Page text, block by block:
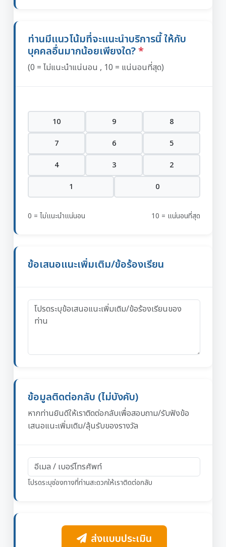
ท่านมีแนวโน้มที่จะแนะนำบริการนี้ ให้กับ
บุคคลอื่นมากน้อยเพียงใด?
(0 = ไม่แนะนำแน่นอน , 10 = แน่นอนที่สุด)
10 9 8
7 6 5
4 3 2
1 0
0 = ไม่แนะนำแน่นอน 10 = แน่นอนที่สุด
ข้อเสนอแนะเพิ่มเติม/ข้อร้องเรียน
ข้อมูลติดต่อกลับ (ไม่บังคับ)
หากท่านยินดีให้เราติดต่อกลับเพื่อสอบถาม/รับฟังข้อ
เสนอแนะเพิ่มเติม/ลุ้นรับของรางวัล
โปรดระบุช่องทางที่ท่านสะดวกให้เราติดต่อกลับ
ส่งแบบประเมิน